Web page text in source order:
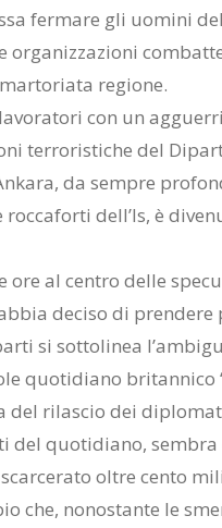
fer­ma­re gli uo­mi­ni
re­gio­ne.
con un
ter­ro­ri­sti­che del
da sem­pre
del­l’Is, è
al cen­tro del­le
de­ci­so di pren­de­re
si sot­to­li­nea
quo­ti­dia­no bri­tan­ni­co
del ri­la­scio dei
del quo­ti­dia­no,
ol­tre cen­to
che, no­no­stan­te le